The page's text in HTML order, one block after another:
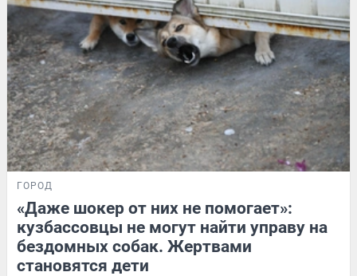
ГОРОД
«Даже шокер от них не помогает»:
кузбассовцы не могут найти управу на
бездомных собак. Жертвами
становятся дети